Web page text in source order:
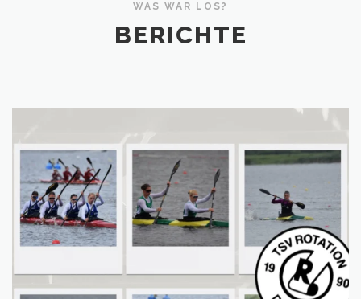
WAS WAR LOS?
BERICHTE